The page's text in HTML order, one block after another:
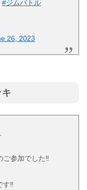
#ジムバトル
26, 2023
ご参加でした‼️
す‼️